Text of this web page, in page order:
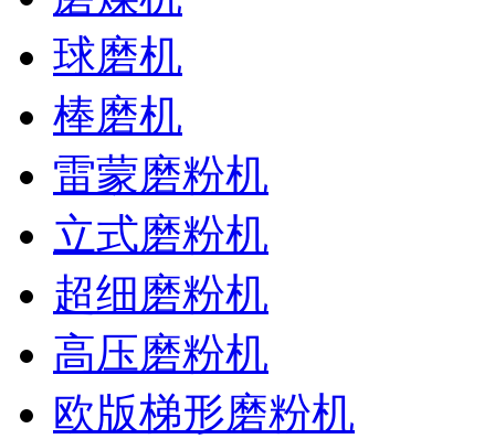
球磨机
棒磨机
雷蒙磨粉机
立式磨粉机
超细磨粉机
高压磨粉机
欧版梯形磨粉机